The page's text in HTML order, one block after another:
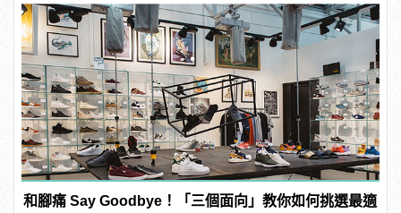
和腳痛 Say Goodbye！「三個面向」教你如何挑選最適